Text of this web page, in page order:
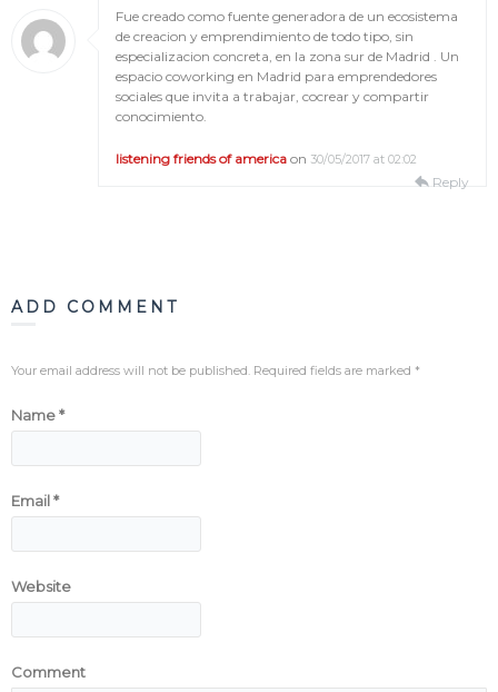
Fue creado como fuente generadora de un ecosistema
de creacion y emprendimiento de todo tipo, sin
especializacion concreta, en la zona sur de Madrid . Un
espacio coworking en Madrid para emprendedores
sociales que invita a trabajar, cocrear y compartir
conocimiento.
listening friends of americaon 30/05/2017 at 02:02
Reply
ADD COMMENT
Your email address will not be published. Required fields are marked *
Name*
Email*
Website
Comment